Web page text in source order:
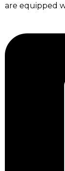
are equipped